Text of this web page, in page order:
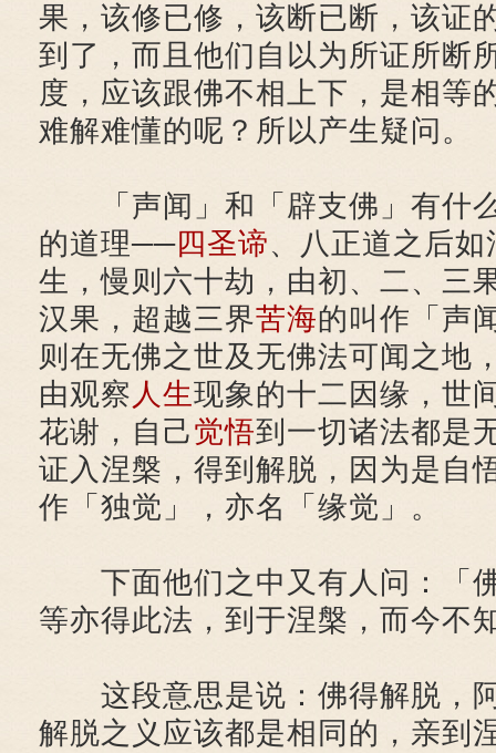
果，该修已修，该断已断，该证
到了，而且他们自以为所证所断
度，应该跟佛不相上下，是相等
难解难懂的呢？所以产生疑问。
「声闻」和「辟支佛」有什
的道理──四圣谛、八正道之后
生，慢则六十劫，由初、二、三
汉果，超越三界苦海的叫作「声
则在无佛之世及无佛法可闻之地
由观察 人生现象的十二因缘，世
花谢，自己觉悟到一切诸法都是
证入涅槃，得到解脱，因为是自
作「独觉」，亦名「缘觉」。
下面他们之中又有人问：「
等亦得此法，到于涅槃，而今不
这段意思是说：佛得解脱，
解脱之义应该都是相同的，亲到